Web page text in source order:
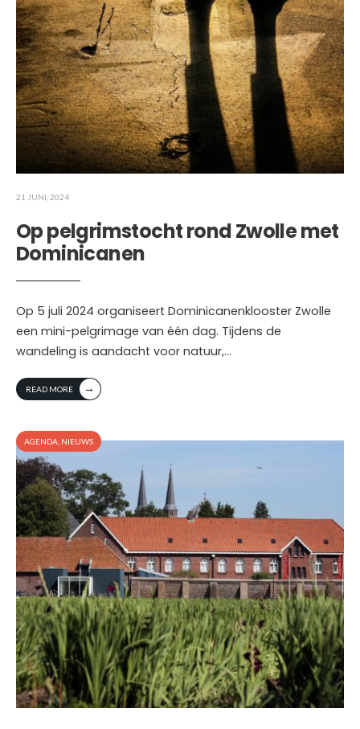
21 JUNI, 2024
Op pelgrimstocht rond Zwolle met
Dominicanen
Op 5 juli 2024 organiseert Dominicanenklooster Zwolle
een mini-pelgrimage van één dag. Tijdens de
wandeling is aandacht voor natuur,...
READ MORE →
AGENDA NIEUWS